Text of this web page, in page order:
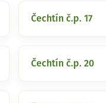
Čechtín č.p. 17
Čechtín č.p. 20